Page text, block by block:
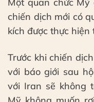
Một quan chức
chiến dịch mới có
kích được thực
Trước khi chiến
với báo giới sau
với Iran sẽ không